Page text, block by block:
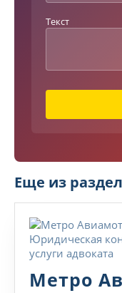
а
е
е
л
о
н
Текст
Еще из
Метро